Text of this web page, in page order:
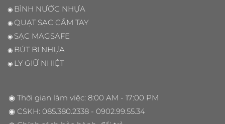
◉ BÌNH NƯỚC NHỰA
◉ QUẠT SẠC CẦM TAY
◉ SẠC MAGSAFE
◉ BÚT BI NHỰA
◉ LY GIỮ NHIỆT
◉ Thời gian làm việc: 8:00 AM - 17:00 PM
◉ CSKH: 085.380.2338 - 0902.99.55.34